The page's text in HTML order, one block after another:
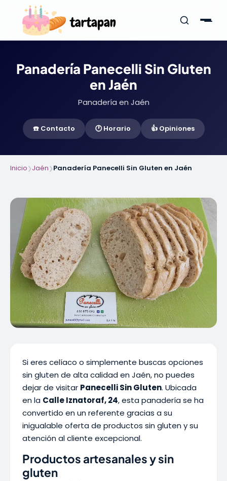
Panadería Panecelli Sin Gluten
en Jaén
Panadería en Jaén
☎️ Contacto 🕐 Horario 👍 Opiniones
Inicio❯Jaén❯Panadería Panecelli Sin Gluten en Jaén
Si eres celíaco o simplemente buscas opciones
sin gluten de alta calidad en Jaén, no puedes
dejar de visitar Panecelli Sin Gluten. Ubicada
en la Calle Iznatoraf, 24, esta panadería se ha
convertido en un referente gracias a su
inigualable oferta de productos sin gluten y su
atención al cliente excepcional.
Productos artesanales y sin
gluten